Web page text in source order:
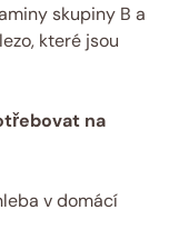
skupiny B a
které jsou
na
v domácí